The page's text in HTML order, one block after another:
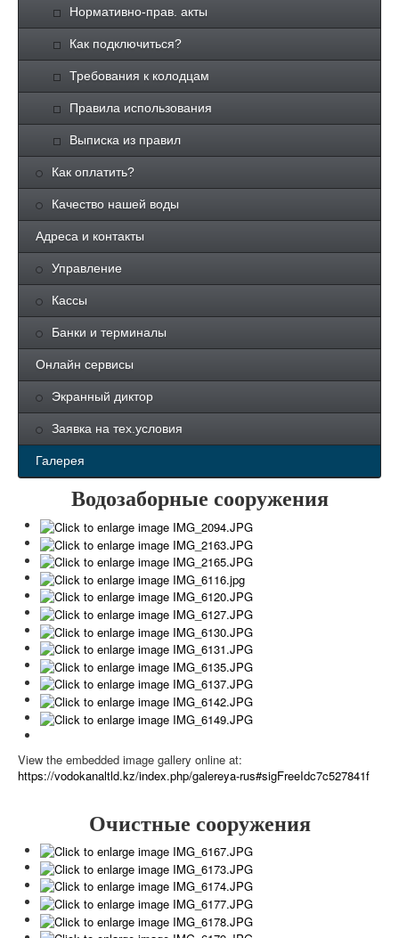
Нормативно-прав. акты
Как подключиться?
Требования к колодцам
Правила использования
Выписка из правил
Как оплатить?
Качество нашей воды
Адреса и контакты
Управление
Кассы
Банки и терминалы
Онлайн сервисы
Экранный диктор
Заявка на тех.условия
Галерея
Водозаборные сооружения
View the embedded image gallery online at:
https://vodokanaltld.kz/index.php/galereya-rus#sigFreeIdc7c527841f
Очистные сооружения